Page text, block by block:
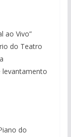
ao Vivo”
do Teatro
levantamento
do